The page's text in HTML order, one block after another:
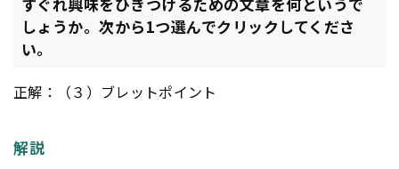
すぐれ興味をひきつけるための文章を何というで
しょうか。次から1つ選んでクリックしてくださ
い。
正解：（３）ブレットポイント
解説